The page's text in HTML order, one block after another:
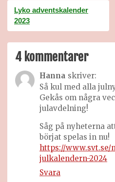
Inläggsnavigering
Lyko adventskalender
2023
4 kommentarer
Hanna skriver:
Så kul med alla
Gekås om några
julavdelning!
Såg på nyheterna
börjat spelas in nu!
https://www.svt.se/
julkalendern-2024
Svara